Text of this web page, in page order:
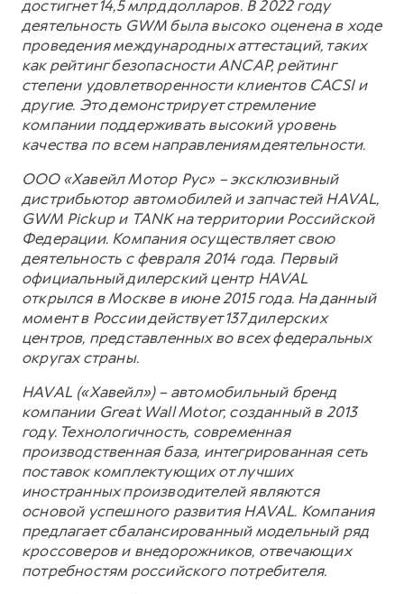
достигнет 14,5 млрд долларов. В 2022 году
деятельность GWM была высоко оценена в ходе
проведения международных аттестаций, таких
как рейтинг безопасности ANCAP, рейтинг
степени удовлетворенности клиентов CACSI и
другие. Это демонстрирует стремление
компании поддерживать высокий уровень
качества по всем направлениям деятельности.
ООО «Хавейл Мотор Рус» – эксклюзивный
дистрибьютор автомобилей и запчастей HAVAL,
GWM Pickup и TANK на территории Российской
Федерации. Компания осуществляет свою
деятельность с февраля 2014 года. Первый
официальный дилерский центр HAVAL
открылся в Москве в июне 2015 года. На данный
момент в России действует 137 дилерских
центров, представленных во всех федеральных
округах страны.
HAVAL («Хавейл») – автомобильный бренд
компании Great Wall Motor, созданный в 2013
году. Технологичность, современная
производственная база, интегрированная сеть
поставок комплектующих от лучших
иностранных производителей являются
основой успешного развития HAVAL. Компания
предлагает сбалансированный модельный ряд
кроссоверов и внедорожников, отвечающих
потребностям российского потребителя.